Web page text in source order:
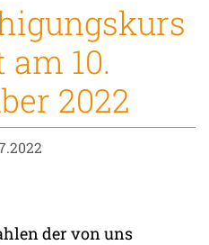
10.
2022
der von uns